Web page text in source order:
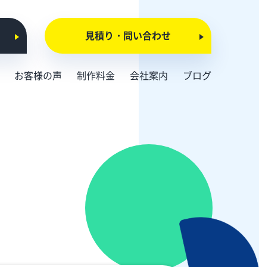
見積り・問い合わせ
お客様の声 制作料金
会社案内
ブログ